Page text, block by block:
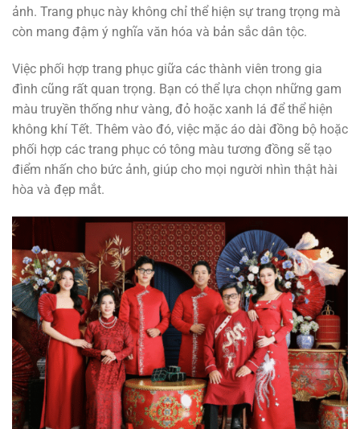
ảnh. Trang phục này không chỉ thể hiện sự trang trọng mà
còn mang đậm ý nghĩa văn hóa và bản sắc dân tộc.
Việc phối hợp trang phục giữa các thành viên trong gia
đình cũng rất quan trọng. Bạn có thể lựa chọn những gam
màu truyền thống như vàng, đỏ hoặc xanh lá để thể hiện
không khí Tết. Thêm vào đó, việc mặc áo dài đồng bộ hoặc
phối hợp các trang phục có tông màu tương đồng sẽ tạo
điểm nhấn cho bức ảnh, giúp cho mọi người nhìn thật hài
hòa và đẹp mắt.